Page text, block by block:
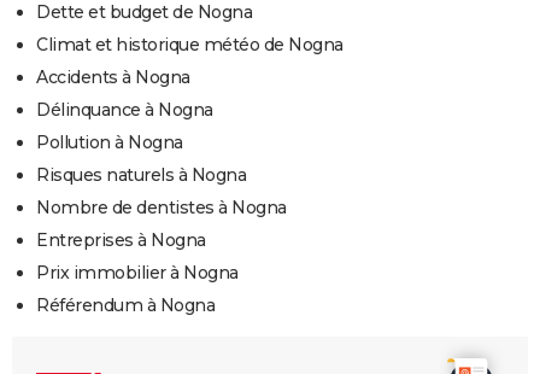
Dette et budget de Nogna
Climat et historique météo de Nogna
Accidents à Nogna
Délinquance à Nogna
Pollution à Nogna
Risques naturels à Nogna
Nombre de dentistes à Nogna
Entreprises à Nogna
Prix immobilier à Nogna
Référendum à Nogna